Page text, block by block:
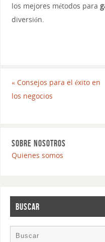
los mejores métodos para
diversión.
«Consejos para el éxito en
los negocios
SOBRE NOSOTROS
Quienes somos
BUSCAR